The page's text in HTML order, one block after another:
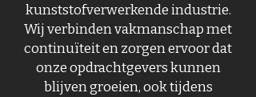
kunststofverwerkende industrie.
Wij verbinden vakmanschap met
continuïteit en zorgen ervoor dat
onze opdrachtgevers kunnen
blijven groeien, ook tijdens